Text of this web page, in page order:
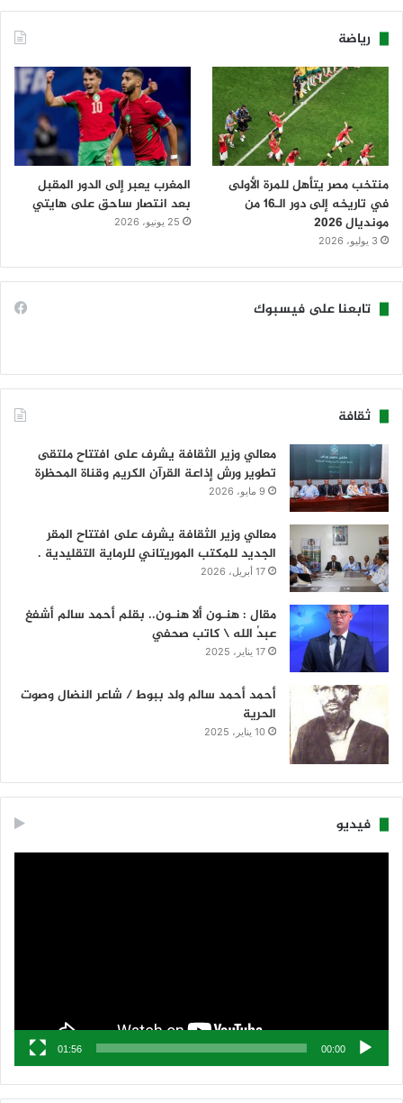
رياضة
منتخب مصر يتأهل للمرة الأولى
في تاريخه إلى دور الـ16 من
مونديال 2026
3 يوليو، 2026
المغرب يعبر إلى الدور المقبل
بعد انتصار ساحق على هايتي
25 يونيو، 2026
تابعنا على فيسبوك
ثقافة
معالي وزير الثقافة يشرف على افتتاح ملتقى
تطوير ورش إذاعة القرآن الكريم وقناة المحظرة
9 مايو، 2026
معالي وزير الثقافة يشرف على افتتاح المقر
الجديد للمكتب الموريتاني للرماية التقليدية .
17 أبريل، 2026
مقال : هنـون ألا هنـون.. بقلم أحمد سالم أشفغ
عبدُ الله \ كاتب صحفي
17 يناير، 2025
أحمد أحمد سالم ولد ببوط / شاعر النضال وصوت
الحرية
10 يناير، 2025
فيديو
00:00
01:56